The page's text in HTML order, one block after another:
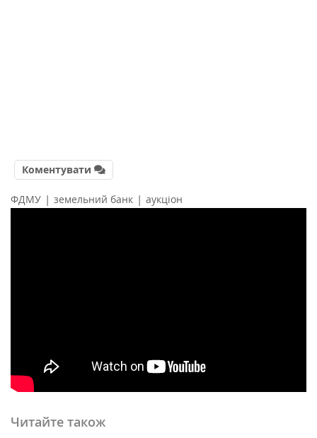
Коментувати
ФДМУ | земельний банк | аукціон
Читайте також